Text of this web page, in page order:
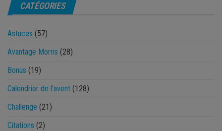
CATÉGORIES
Astuces (57)
Avantage Morris (28)
Bonus (19)
Calendrier de l'avent (128)
Challenge (21)
Citations (2)